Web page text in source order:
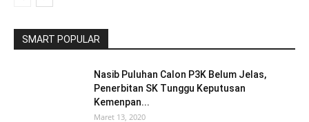
SMART POPULAR
Nasib Puluhan Calon P3K Belum Jelas,
Penerbitan SK Tunggu Keputusan
Kemenpan...
Maret 13, 2020